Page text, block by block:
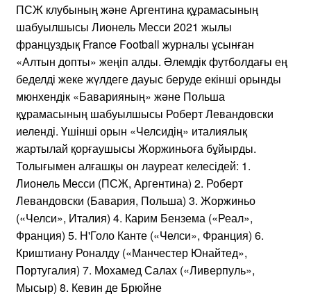
ПСЖ клубының және Аргентина құрамасының
шабуылшысы Лионель Месси 2021 жылы
француздық France Football журналы ұсынған
«Алтын допты» жеңіп алды. Әлемдік футболдағы ең
беделді жеке жүлдеге дауыс беруде екінші орынды
мюнхендік «Баварияның» және Польша
құрамасының шабуылшысы Роберт Левандовски
иеленді. Үшінші орын «Челсидің» италиялық
жартылай қорғаушысы Жоржиньоға бұйырды.
Толығымен алғашқы он лауреат келесідей: 1.
Лионель Месси (ПСЖ, Аргентина) 2. Роберт
Левандовски (Бавария, Польша) 3. Жоржиньо
(«Челси», Италия) 4. Карим Бензема («Реал»,
Франция) 5. Н'Голо Канте («Челси», Франция) 6.
Криштиану Роналду («Манчестер Юнайтед»,
Португалия) 7. Мохамед Салах («Ливерпуль»,
Мысыр) 8. Кевин де Брюйне